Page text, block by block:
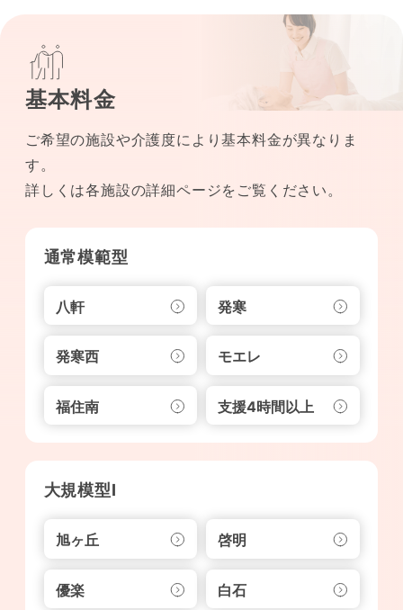
基本料金
ご希望の施設や介護度により基本料金が異なりま
す。
詳しくは各施設の詳細ページをご覧ください。
通常模範型
八軒 発寒
発寒西 モエレ
福住南 支援4時間以上
大規模型I
旭ヶ丘 啓明
優楽 白石